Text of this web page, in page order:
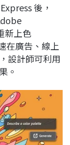
後，
新上色
在廣告、線上
設計師可利用
。